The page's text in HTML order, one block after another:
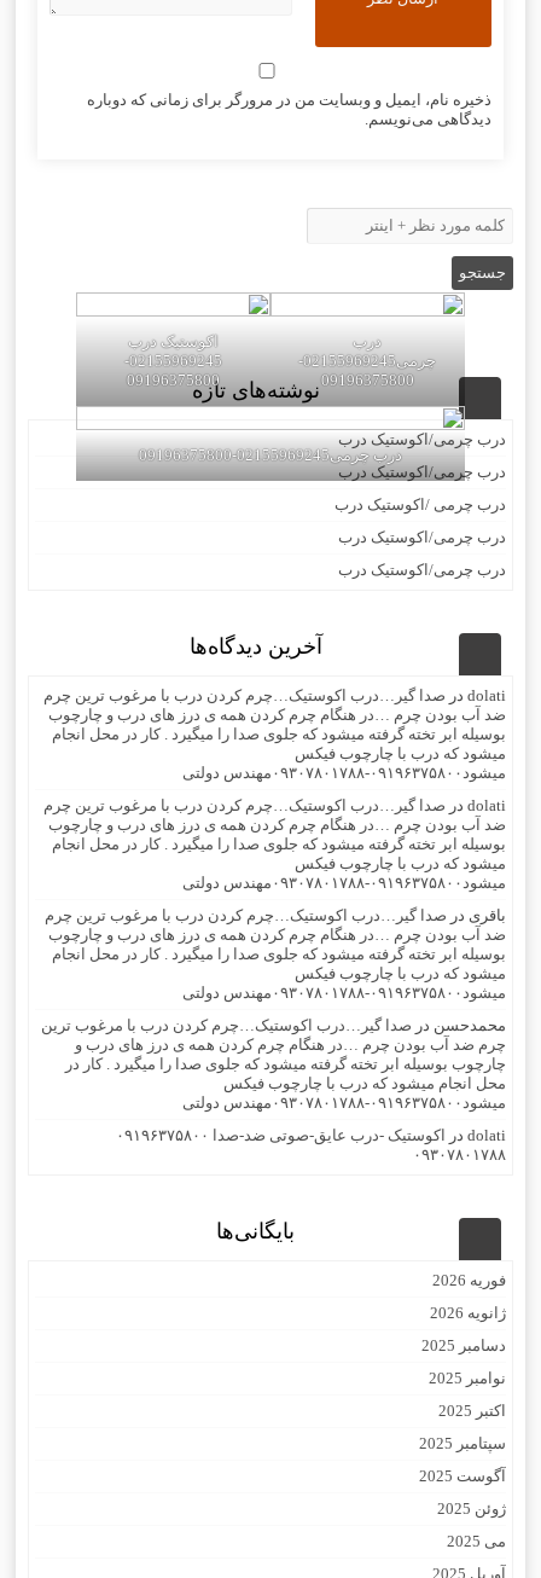
ذخیره نام، ایمیل و وبسایت من در مرورگر برای زمانی که دوباره
دیدگاهی می‌نویسم.
درب
چرمی02155969245-
09196375800
اکوستیک درب
02155969245-
09196375800
درب چرمی02155969245-09196375800
نوشته‌های تازه
درب چرمی/اکوستیک درب
درب چرمی/اکوستیک درب
درب چرمی /اکوستیک درب
درب چرمی/اکوستیک درب
درب چرمی/اکوستیک درب
آخرین دیدگاه‌ها
dolati در صدا گیر…درب اکوستیک…چرم کردن درب با مرغوب ترین چرم
ضد آب بودن چرم …در هنگام چرم کردن همه ی درز های درب و چارچوب
بوسیله ابر تخته گرفته میشود که جلوی صدا را میگیرد . کار در محل انجام
میشود که درب با چارچوب فیکس
میشود۰۹۱۹۶۳۷۵۸۰۰-۰۹۳۰۷۸۰۱۷۸۸مهندس دولتی
dolati در صدا گیر…درب اکوستیک…چرم کردن درب با مرغوب ترین چرم
ضد آب بودن چرم …در هنگام چرم کردن همه ی درز های درب و چارچوب
بوسیله ابر تخته گرفته میشود که جلوی صدا را میگیرد . کار در محل انجام
میشود که درب با چارچوب فیکس
میشود۰۹۱۹۶۳۷۵۸۰۰-۰۹۳۰۷۸۰۱۷۸۸مهندس دولتی
باقری در صدا گیر…درب اکوستیک…چرم کردن درب با مرغوب ترین چرم
ضد آب بودن چرم …در هنگام چرم کردن همه ی درز های درب و چارچوب
بوسیله ابر تخته گرفته میشود که جلوی صدا را میگیرد . کار در محل انجام
میشود که درب با چارچوب فیکس
میشود۰۹۱۹۶۳۷۵۸۰۰-۰۹۳۰۷۸۰۱۷۸۸مهندس دولتی
محمدحسن در صدا گیر…درب اکوستیک…چرم کردن درب با مرغوب ترین
چرم ضد آب بودن چرم …در هنگام چرم کردن همه ی درز های درب و
چارچوب بوسیله ابر تخته گرفته میشود که جلوی صدا را میگیرد . کار در
محل انجام میشود که درب با چارچوب فیکس
میشود۰۹۱۹۶۳۷۵۸۰۰-۰۹۳۰۷۸۰۱۷۸۸مهندس دولتی
dolati در
اکوستیک -درب عایق-صوتی ضد-صدا ۰۹۱۹۶۳۷۵۸۰۰
۰۹۳۰۷۸۰۱۷۸۸
بایگانی‌ها
فوریه 2026
ژانویه 2026
دسامبر 2025
نوامبر 2025
اکتبر 2025
سپتامبر 2025
آگوست 2025
ژوئن 2025
می 2025
آوریل 2025